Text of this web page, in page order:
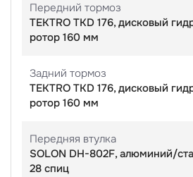
Передний тормоз
TEKTRO TKD 176, дисковый
ротор 160 мм
Задний тормоз
TEKTRO TKD 176, дисковый
ротор 160 мм
Передняя втулка
SOLON DH-802F, алюминий/
28 спиц